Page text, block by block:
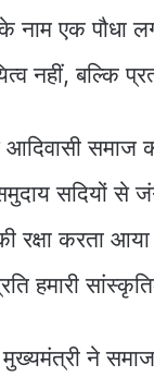
नाम एक पौधा
नहीं, बल्कि
आदिवासी समाज
सदियों से
रक्षा करता
हमारी
मुख्यमंत्री ने